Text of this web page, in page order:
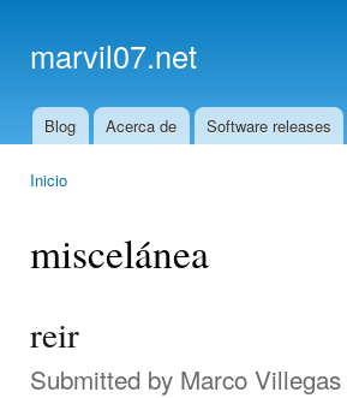
marvil07.net
Main menu
Blog Acerca de Software releases
Inicio
miscelánea
reir
Submitted by Marco Villegas